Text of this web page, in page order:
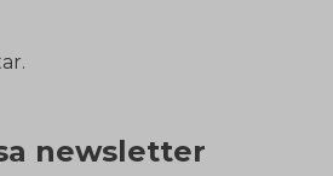
newsletter